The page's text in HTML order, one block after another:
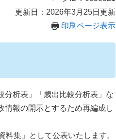
更新日：2026年3月25日更新
印刷ページ表示
析表」「歳出比較分析表」な
情報の開示とするため再編成し
集」として公表いたします。